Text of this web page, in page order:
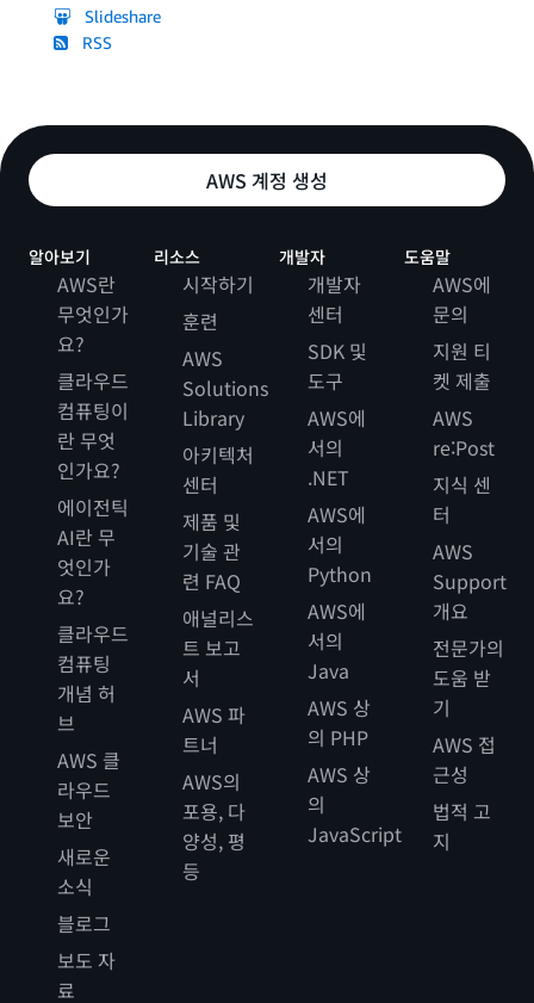
Slideshare
RSS
AWS 계정 생성
알아보기
AWS란
무엇인가
요?
클라우드
컴퓨팅이
란 무엇
인가요?
에이전틱
AI란 무
엇인가
요?
클라우드
컴퓨팅
개념 허
브
AWS 클
라우드
보안
새로운
소식
블로그
보도 자
료
리소스
시작하기
훈련
AWS
Solutions
Library
아키텍처
센터
제품 및
기술 관
련 FAQ
애널리스
트 보고
서
AWS 파
트너
AWS의
포용, 다
양성, 평
등
개발자
개발자
센터
SDK 및
도구
AWS에
서의
.NET
AWS에
서의
Python
AWS에
서의
Java
AWS 상
의 PHP
AWS 상
의
JavaScript
도움말
AWS에
문의
지원 티
켓 제출
AWS
re:Post
지식 센
터
AWS
Support
개요
전문가의
도움 받
기
AWS 접
근성
법적 고
지